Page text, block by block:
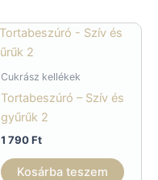
Cukrász kellékek
Tortabeszúró – Szív és
gyűrűk 2
1 790Ft
Kosárba teszem